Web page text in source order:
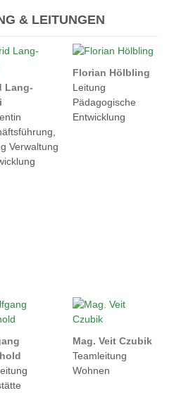
& LEITUNGEN
Lang-
Verwaltung
Florian Hölbling
Leitung
Pädagogische
Entwicklung
Mag. Veit Czubik
Teamleitung
Wohnen